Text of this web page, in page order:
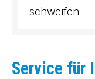
schweifen.
Service für